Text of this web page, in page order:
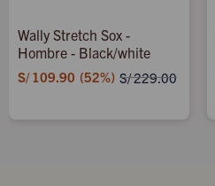
Wally Stretch Sox -
Hombre - Black/white
S/ 109.90 52 S/229.00